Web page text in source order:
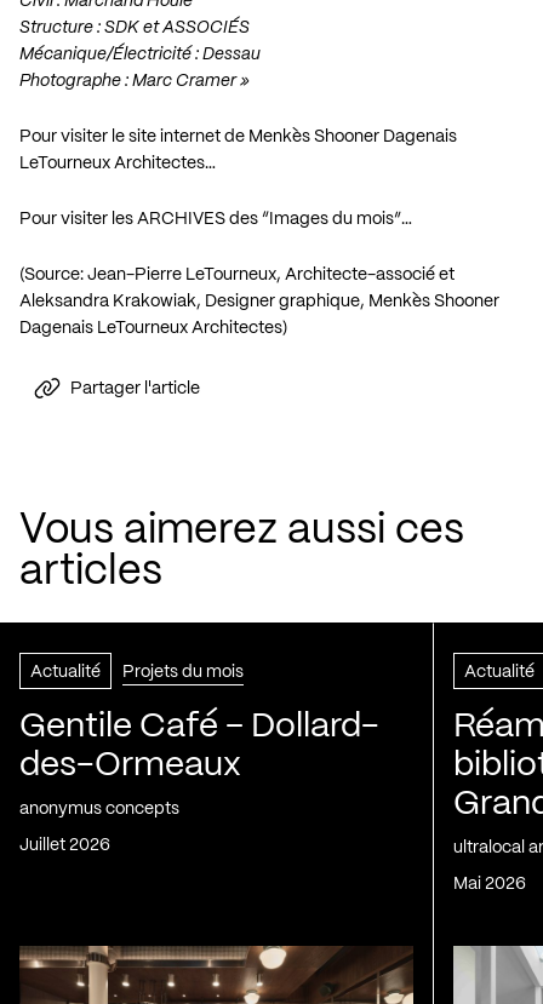
Structure : SDK et ASSOCIÉS
Mécanique/Électricité : Dessau
Photographe : Marc Cramer »
Pour visiter le site internet de Menkès Shooner Dagenais
LeTourneux Architectes…
Pour visiter les ARCHIVES des “Images du mois”…
(Source: Jean-Pierre LeTourneux, Architecte-associé et
Aleksandra Krakowiak, Designer graphique, Menkès Shooner
Dagenais LeTourneux Architectes)
Partager l'article
Vous aimerez aussi ces
articles
Actualité Projets du mois
Gentile Café – Dollard-
des-Ormeaux
anonymus concepts
juillet 2026
Actualité
ultralocal
mai 2026